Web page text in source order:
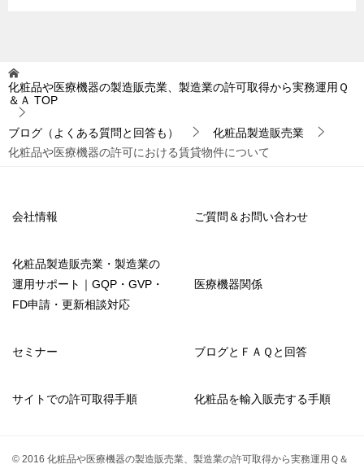
化粧品や医療機器の製造販売業、製造業の許可取得から実務運用Ｑ
＆Ａ TOP
ブログ（よくある質問と回答も）
化粧品製造販売業
化粧品や医療機器の許可における賃貸物件について
会社情報 ご質問＆お問い合わせ
化粧品製造販売業・製造業の
運用サポート｜GQP・GVP・
FD申請・更新相談対応
医療機器関係
セミナー ブログとＦＡＱと回答
サイトでの許可取得手順 化粧品を輸入販売する手順
© 2016 化粧品や医療機器の製造販売業、製造業の許可取得から実務運用Ｑ＆